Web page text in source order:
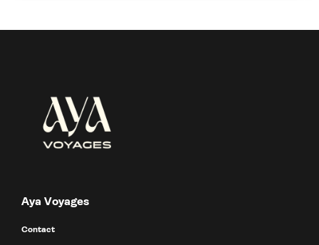
Aya Voyages
Contact